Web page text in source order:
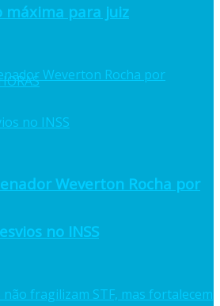
máxima para juiz
Weverton Rocha por
no INSS